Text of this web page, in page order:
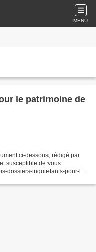
MENU
le patrimoine de
ci-dessous, rédigé par
susceptible de vous
dossiers-inquietants-pour-le-